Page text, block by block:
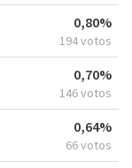
0,80%
194 votos
0,70%
146 votos
0,64%
66 votos